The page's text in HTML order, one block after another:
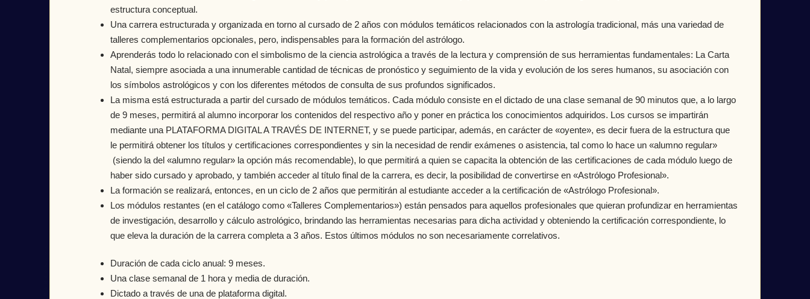
estructura conceptual.
Una carrera estructurada y organizada en torno al cursado de 2 años con módulos temáticos relacionados con la astrología tradicional, más una variedad de
talleres complementarios opcionales, pero, indispensables para la formación del astrólogo.
Aprenderás todo lo relacionado con el simbolismo de la ciencia astrológica a través de la lectura y comprensión de sus herramientas fundamentales: La Carta
Natal, siempre asociada a una innumerable cantidad de técnicas de pronóstico y seguimiento de la vida y evolución de los seres humanos, su asociación con
los símbolos astrológicos y con los diferentes métodos de consulta de sus profundos significados.
La misma está estructurada a partir del cursado de módulos temáticos. Cada módulo consiste en el dictado de una clase semanal de 90 minutos que, a lo largo
de 9 meses, permitirá al alumno incorporar los contenidos del respectivo año y poner en práctica los conocimientos adquiridos. Los cursos se impartirán
mediante una PLATAFORMA DIGITAL A TRAVÉS DE INTERNET, y se puede participar, además, en carácter de «oyente», es decir fuera de la estructura que
le permitirá obtener los títulos y certificaciones correspondientes y sin la necesidad de rendir exámenes o asistencia, tal como lo hace un «alumno regular»
(siendo la del «alumno regular» la opción más recomendable), lo que permitirá a quien se capacita la obtención de las certificaciones de cada módulo luego de
haber sido cursado y aprobado, y también acceder al título final de la carrera, es decir, la posibilidad de convertirse en «Astrólogo Profesional».
La formación se realizará, entonces, en un ciclo de 2 años que permitirán al estudiante acceder a la certificación de «Astrólogo Profesional».
Los módulos restantes (en el catálogo como «Talleres Complementarios») están pensados para aquellos profesionales que quieran profundizar en herramientas
de investigación, desarrollo y cálculo astrológico, brindando las herramientas necesarias para dicha actividad y obteniendo la certificación correspondiente, lo
que eleva la duración de la carrera completa a 3 años. Estos últimos módulos no son necesariamente correlativos.
Duración de cada ciclo anual: 9 meses.
Una clase semanal de 1 hora y media de duración.
Dictado a través de una de plataforma digital.